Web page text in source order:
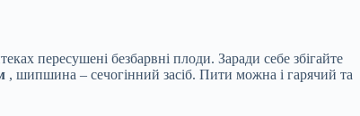
пересушені безбарвні плоди. Заради себе збігайте
, шипшина – сечогінний засіб. Пити можна і гарячий та